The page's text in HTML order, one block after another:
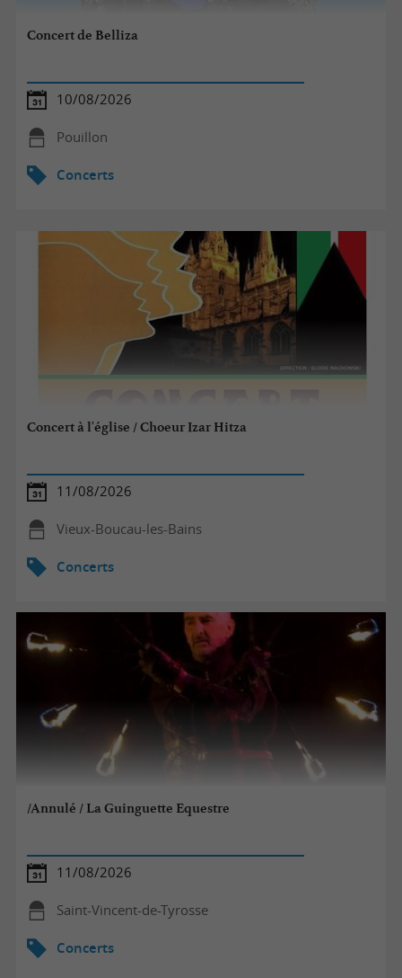
Concert de Belliza
10/08/2026
Pouillon
Concerts
Concert à l'église / Choeur Izar Hitza
11/08/2026
Vieux-Boucau-les-Bains
Concerts
/Annulé / La Guinguette Equestre
11/08/2026
Saint-Vincent-de-Tyrosse
Concerts